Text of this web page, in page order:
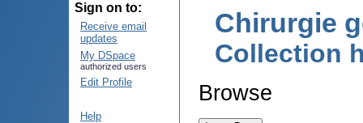
Sign on to:
Receive email
updates
My DSpace
authorized users
Edit Profile
Help
Chirurgie
Collection
Browse